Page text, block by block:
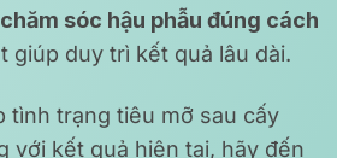
chăm sóc hậu phẫu đúng cách
giúp duy trì kết quả lâu dài.
tình trạng tiêu mỡ sau cấy
với kết quả hiện tại, hãy đến